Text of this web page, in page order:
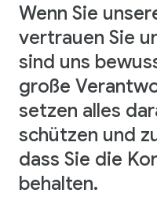
Wenn Sie
vertrauen Sie
sind uns
große
setzen alles
schützen und
dass Sie die
behalten.